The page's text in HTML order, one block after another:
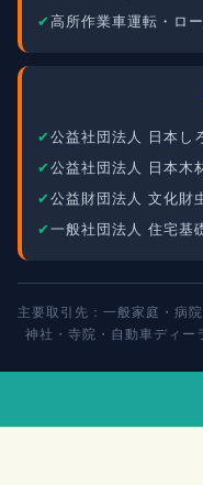
高所作業車運転・ロ
公益社団法人 日本し
公益社団法人 日本木
公益財団法人 文化財
一般社団法人 住宅基
主要取引先：一般家庭・病
神社・寺院・自動車ディー